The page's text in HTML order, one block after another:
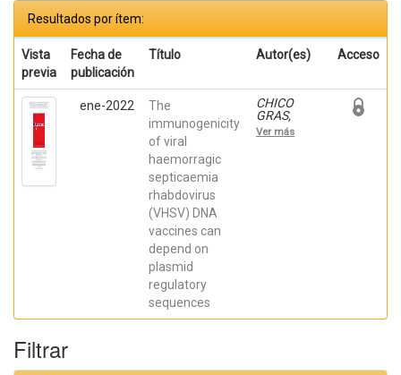
Resultados por ítem:
Vista
previa
Fecha de
publicación
Título Autor(es) Acceso
ene-2022
The
immunogenicity
of viral
haemorragic
septicaemia
rhabdovirus
(VHSV) DNA
vaccines can
depend on
plasmid
regulatory
sequences
CHICO
GRAS,
VERONICA;
Ortega-
Ver más
Filtrar